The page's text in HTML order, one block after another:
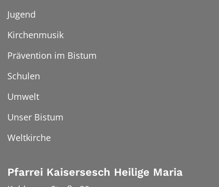
Jugend
Kirchenmusik
Prävention im Bistum
Schulen
Umwelt
Unser Bistum
Weltkirche
Pfarrei Kaisersesch Heilige Maria